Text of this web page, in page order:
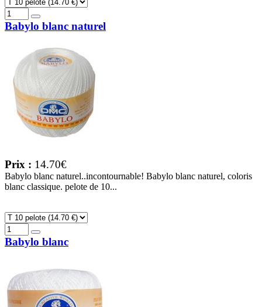
Babylo blanc naturel
Prix : 14.70€
Babylo blanc naturel..incontournable! Babylo blanc naturel, coloris
blanc classique. pelote de 10...
Babylo blanc